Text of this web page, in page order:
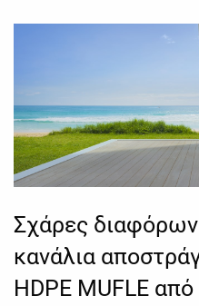
Σχάρες
κανάλια
HDPE MUFLE